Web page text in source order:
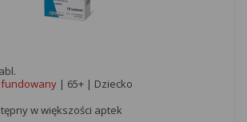
| 65+ | Dziecko
w większości aptek